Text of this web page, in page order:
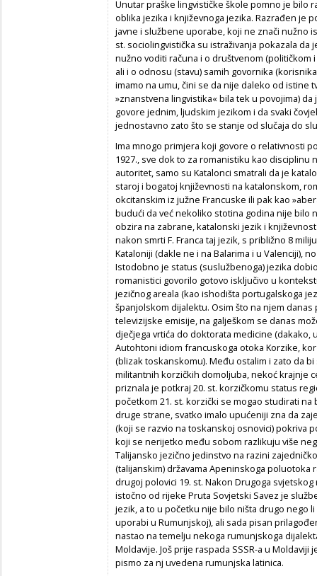
Unutar praške lingvističke škole pomno je bilo
oblika jezika i književnoga jezika. Razrađen je
javne i službene uporabe, koji ne znači nužno
st. socio­lingvistička su istraživanja pokazala
nužno voditi računa i o društvenom
ali i o odnosu (stavu) samih govornika
imamo na umu, čini se da nije daleko od istine
»znanstvena lingvistika« bila tek u povojima)
govore jednim, ljudskim jezikom i da svaki
jednostavno zato što se stanje od slučaja do
Ima mnogo primjera koji govore o relativnosti
1927., sve dok to za romanistiku kao disciplinu
autoritet, samo su Katalonci smatrali da je
staroj i bogatoj književnosti na katalonskom,
okcitanskim iz južne Francuske ili pak kao
budući da već nekoliko stotina godina nije bilo
obzira na zabrane, katalonski jezik i
nakon smrti F. Franca taj jezik, s približno 8
Kataloniji (dakle ne i na Balarima i u Valenciji),
Istodobno je status (suslužbenoga) jezika
romanistici govorilo gotovo isključivo u
jezičnog areala (kao ishodišta portugalskoga
španjolskom dijalektu. Osim što na njem
televizijske emisije, na galješkom se danas
dječjega vrtića do doktorata medicine (dakako,
Autohtoni idiom francuskoga otoka Korzike,
(blizak toskanskomu). Među ostalim i zato da
militantnih korzičkih domoljuba, nekoć krajnje
priznala je potkraj 20. st. korzičkomu status
početkom 21. st. korzički se mogao studirati na
druge strane, svatko imalo upućeniji zna da
(koji se razvio na toskanskoj osnovici) pokriva
koji se nerijetko među sobom razlikuju više
Talijansko jezično jedinstvo na razini
(talijanskim) državama Apeninskoga
drugoj polovici 19. st. Nakon Drugoga
istočno od rijeke Pruta Sovjetski Savez je
jezik, a to u početku nije bilo ništa drugo nego
uporabi u Rumunjskoj), ali sada pisan
nastao na temelju nekoga rumunjskoga
Moldavije. Još prije raspada SSSR-a u
pismo za nj uvedena rumunjska latinica.